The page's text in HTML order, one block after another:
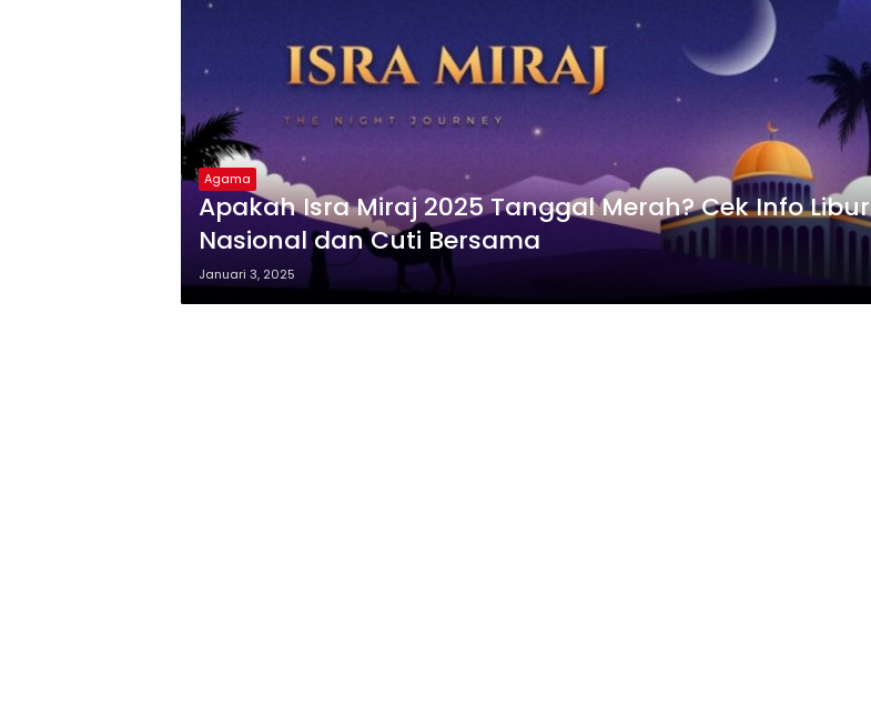
Agama
Apakah Isra Miraj 2025 Tanggal Merah? Cek Info Libur
Nasional dan Cuti Bersama
Januari 3, 2025